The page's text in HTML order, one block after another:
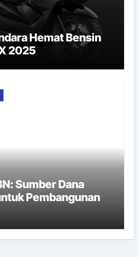
Hemat Bensin
2025
Sumber Dana
Pembangunan